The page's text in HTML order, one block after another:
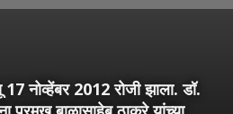
17 नोव्हेंबर 2012 रोजी झाला. डॉ.